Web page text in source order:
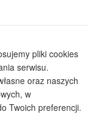
gotowe
w 1990r.
pliki cookies
serwisu.
oraz naszych
w
Twoich preferencji.